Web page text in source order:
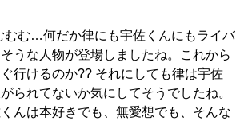
むむ…何だか律にも宇佐くんにもライバ
うな人物が登場しましたね。これから
行けるのか?? それにしても律は宇佐
られてないか気にしてそうでしたね。
んは本好きでも、無愛想でも、そんな